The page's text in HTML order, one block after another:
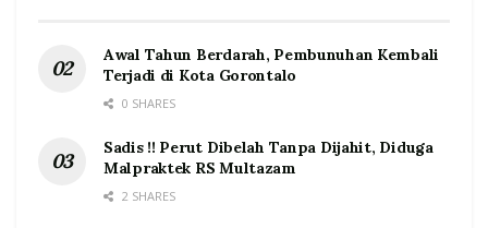
Awal Tahun Berdarah, Pembunuhan Kembali
Terjadi di Kota Gorontalo
0 SHARES
Sadis !! Perut Dibelah Tanpa Dijahit, Diduga
Malpraktek RS Multazam
2 SHARES